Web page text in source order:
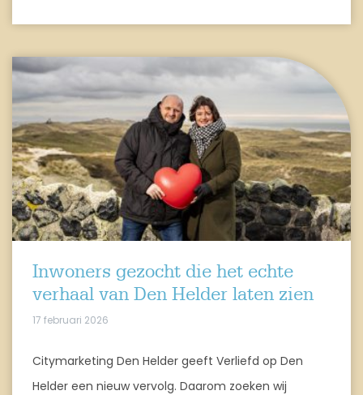
Inwoners gezocht die het echte
verhaal van Den Helder laten zien
17 februari 2026
Citymarketing Den Helder geeft Verliefd op Den
Helder een nieuw vervolg. Daarom zoeken wij